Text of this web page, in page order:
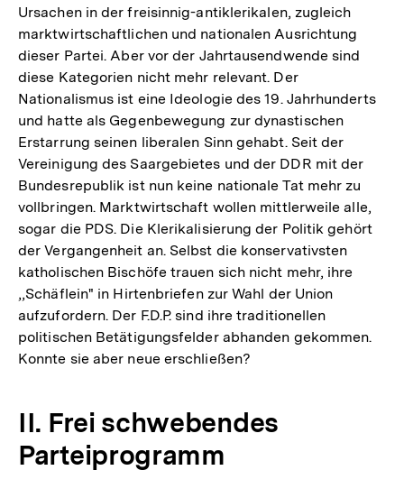
Ursachen in der freisinnig-antiklerikalen, zugleich
marktwirtschaftlichen und nationalen Ausrichtung
dieser Partei. Aber vor der Jahrtausendwende sind
diese Kategorien nicht mehr relevant. Der
Nationalismus ist eine Ideologie des 19. Jahrhunderts
und hatte als Gegenbewegung zur dynastischen
Erstarrung seinen liberalen Sinn gehabt. Seit der
Vereinigung des Saargebietes und der DDR mit der
Bundesrepublik ist nun keine nationale Tat mehr zu
vollbringen. Marktwirtschaft wollen mittlerweile alle,
sogar die PDS. Die Klerikalisierung der Politik gehört
der Vergangenheit an. Selbst die konservativsten
katholischen Bischöfe trauen sich nicht mehr, ihre
,,Schäflein" in Hirtenbriefen zur Wahl der Union
aufzufordern. Der F.D.P. sind ihre traditionellen
politischen Betätigungsfelder abhanden gekommen.
Konnte sie aber neue erschließen?
II. Frei schwebendes
Parteiprogramm